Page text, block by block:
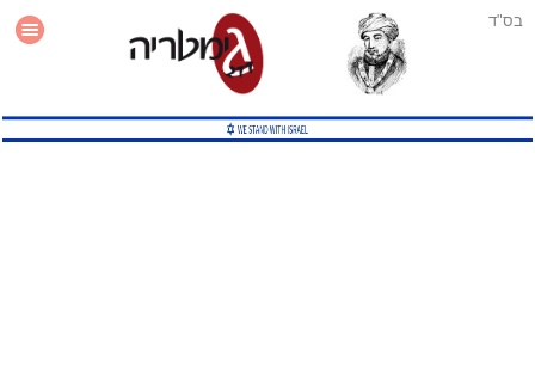
בס"ד
עזרה